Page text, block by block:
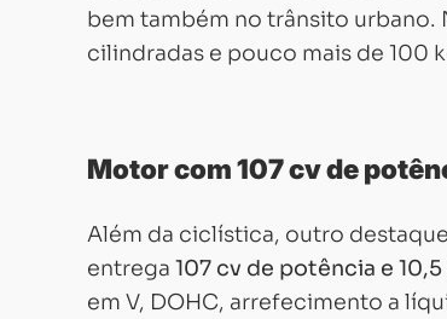
bem também no trânsito urbano.
cilindradas e pouco mais de 100
Motor com 107 cv de
Além da ciclística, outro
entrega 107 cv de potência e
em V, DOHC, arrefecimento a